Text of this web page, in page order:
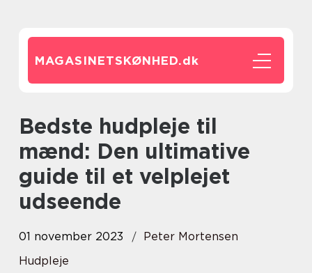
MAGASINETSKØNHED.dk
Bedste hudpleje til
mænd: Den ultimative
guide til et velplejet
udseende
01 november 2023
Peter Mortensen
Hudpleje